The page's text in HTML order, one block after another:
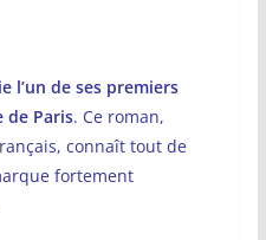
l’un de ses premiers
de Paris. Ce roman,
connaît tout de
fortement